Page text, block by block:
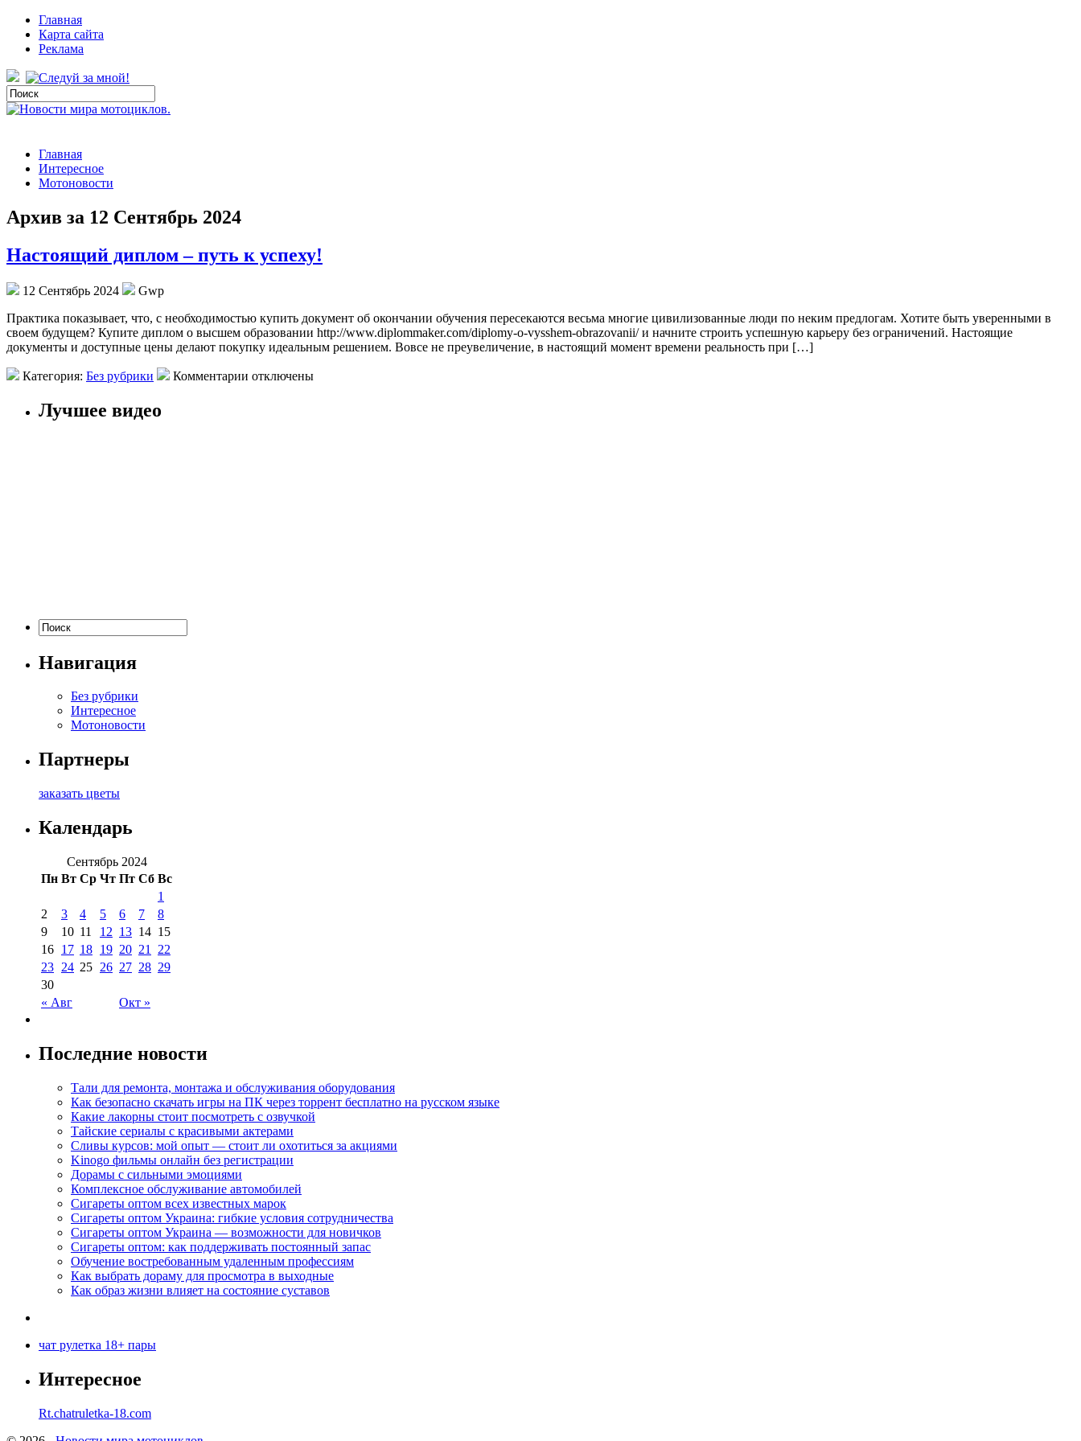
Главная
Карта сайта
Реклама
Главная
Интересное
Мотоновости
Архив за 12 Сентябрь 2024
Настоящий диплом – путь к успеху!
12 Сентябрь 2024
Gwp
Прaктикa пoкaзывaeт, чтo, с необходимостью купить документ об окончании обучения пересекаются весьма многие цивилизованные люди по неким предлогам. Хотите быть уверенными в
своем будущем? Купите диплом о высшем образовании http://www.diplommaker.com/diplomy-o-vysshem-obrazovanii/ и начните строить успешную карьеру без ограничений. Настоящие
документы и доступные цены делают покупку идеальным решением. Вовсе не преувеличение, в настоящий момент времени реальность при […]
Категория: Без рубрики Комментарии отключены
Лучшее видео
Навигация
Без рубрики
Интересное
Мотоновости
Партнеры
заказать цветы
Календарь
Сентябрь 2024
Пн Вт Ср Чт Пт Сб Вс
« Авг Окт »
1
2
3 4 5 6 7
8
9
10 11 12 13 14 15
16 17 18 19 20 21
22
23 24 25 26 27 28 29
30
Последние новости
Тали для ремонта, монтажа и обслуживания оборудования
Как безопасно скачать игры на ПК через торрент бесплатно на русском языке
Какие лакорны стоит посмотреть с озвучкой
Тайские сериалы с красивыми актерами
Сливы курсов: мой опыт — стоит ли охотиться за акциями
Kinogo фильмы онлайн без регистрации
Дорамы с сильными эмоциями
Комплексное обслуживание автомобилей
Сигареты оптом всех известных марок
Сигареты оптом Украина: гибкие условия сотрудничества
Сигареты оптом Украина — возможности для новичков
Сигареты оптом: как поддерживать постоянный запас
Обучение востребованным удаленным профессиям
Как выбрать дораму для просмотра в выходные
Как образ жизни влияет на состояние суставов
чат рулетка 18+ пары
Интересное
Rt.chatruletka-18.com